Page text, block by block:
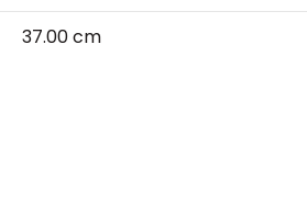
37.00 cm